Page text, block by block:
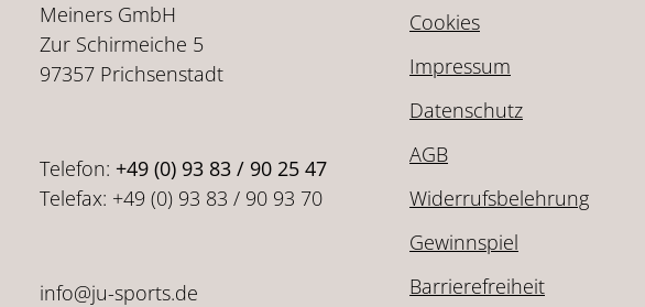
Meiners GmbH
Zur Schirmeiche 5
97357 Prichsenstadt
Telefon: +49 (0) 93 83 / 90 25 47
Telefax: +49 (0) 93 83 / 90 93 70
info@ju-sports.de
Cookies
Impressum
Datenschutz
AGB
Widerrufsbelehrung
Gewinnspiel
Barrierefreiheit